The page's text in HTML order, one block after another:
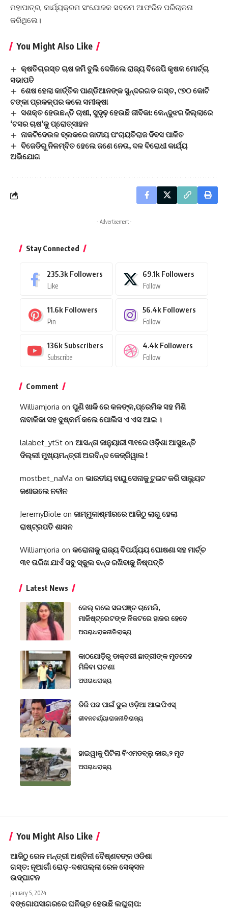
ମହାପାତ୍ର, କାର୍ଯ୍ୟକ୍ରମ ସଂଯୋଜକ ସବନମ ଆଫରିନ ପରିଚାଳନା
କରିଥିଲେ।
You Might Also Like
କ୍ଷତିଗ୍ରସ୍ତ ଚାଷ ଜମି ବୁଲି ଦେଖିଲେ ରାଜ୍ୟ ବିଜେପି କୃଷକ ମୋର୍ଚ୍ଚା
ସଭାପତି
ଶେଷ ହେଲା କାର୍ତ୍ତିକ ପାଣ୍ଡିଆନଙ୍କ ସୁନ୍ଦରଗଡ ଗସ୍ତ, ୯୭୦ କୋଟି
ଟଙ୍କା ପ୍ରକଳ୍ପର କଲେ ସମୀକ୍ଷା
ସଶକ୍ତ ହେଉଛନ୍ତି ଚାଷୀ, ସୁଦୃଢ଼ ହେଉଛି ଜୀବିକା: କେନ୍ଦୁଝର ଜିଲ୍ଲାରେ
‘ଟସର ଚାଷ’କୁ ପ୍ରୋତ୍ସାହନ
ନାକଟିଦେଉଳ ବ୍ଲକରେ ଜାତୀୟ ପଂଚାୟତିରାଜ ଦିବସ ପାଳିତ
ବିଜେଡିରୁ ନିଳମ୍ବିତ ହେଲେ ଜଣେ ନେତା, ଦଳ ବିରୋଧୀ କାର୍ଯ୍ୟ
ଅଭିଯୋଗ
- Advertisement -
Stay Connected
235.3k Followers
Like
69.1k Followers
Follow
11.6k Followers
Pin
56.4k Followers
Follow
136k Subscribers
Subscribe
4.4k Followers
Follow
Comment
Williamjoria on ପୁଣି ଖାକି ରେ କଳଙ୍କ,ପ୍ରେମିକ ସହ ମିଶି
ନାବାଳିକା ସହ ଦୁଷ୍କର୍ମ କଲେ ପୋଲିସ ଏ ଏସ ଆଇ ।
lalabet_ytSt on ଆସନ୍ତା ଜାନୁୟାରୀ ୩୧ରେ ଓଡ଼ିଶା ଆସୁଛନ୍ତି
ଦିଲ୍ଲୀ ମୁଖ୍ୟମନ୍ତ୍ରୀ ଅରବିନ୍ଦ କେଜ୍ରିୱାଲ !
mostbet_naMa on ଭାରତୀୟ ବାୟୁ ସେନାକୁ ଟୁଇଟ କରି ସାଲ୍ୟୁଟ
ଜଣାଇଲେ ନବୀନ
JeremyBiole on ଜାମ୍ମୁକାଶ୍ମୀରରେ ଆଜିଠୁ ଲାଗୁ ହେଲା
ରାଷ୍ଟ୍ରପତି ଶାସନ
Williamjoria on କରୋନାକୁ ରାଜ୍ୟ ବିପର୍ଯ୍ୟୟ ଘୋଷଣା ସହ ମାର୍ଚ୍ଚ
୩୧ ତାରିଖ ଯାଏଁ ସବୁ ସ୍କୁଲ ବନ୍ଦ ରଖିବାକୁ ନିଷ୍ପତ୍ତି
Latest News
ଜେଲ୍ ଗଲେ ସରପଞ୍ଚ ଚାମେଲି,
ମାଜିଷ୍ଟ୍ରେଟଙ୍କ ନିକଟରେ ହାଜର ହେବେ
ଅପରାଧରାଜନୀତିରାଜ୍ୟ
କାଠଯୋଡ଼ିରୁ ଡାକ୍ତରୀ ଛାତ୍ରୀଙ୍କ ମୃତଦେହ
ମିଳିବା ଘଟଣା
ଅପରାଧରାଜ୍ୟ
ଡିଜି ପଦ ପାଇଁ ଦୁଇ ଓଡ଼ିଆ ଆଇପିଏସ୍
ଜୀବନଚର୍ଯ୍ୟାରାଜନୀତିରାଜ୍ୟ
ହାଇୱାକୁ ପିଟିଲା ବିଏମଡବ୍ଲୁ କାର,୨ ମୃତ
ଅପରାଧରାଜ୍ୟ
You Might Also Like
ଆଜିଠୁ ରେଳ ମନ୍ତ୍ରୀ ଅଶ୍ବିନୀ ବୈଷ୍ଣବଙ୍କ ଓଡିଶା
ଗସ୍ତ: ନୂଆଗାଁ ରୋଡ଼-ଦଶପଲ୍ଲା ରେଳ ସେକ୍ସନ
ଉଦ୍ଘାଟନ
January 5, 2024
ବଙ୍ଗୋପସାଗରରେ ଘନିଭୂତ ହେଉଛି ଲଘୁଚାପ: